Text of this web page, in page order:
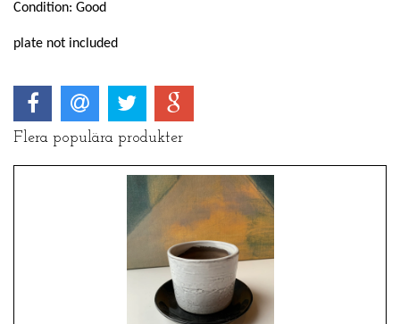
Condition: Good
plate not included
Flera populära produkter